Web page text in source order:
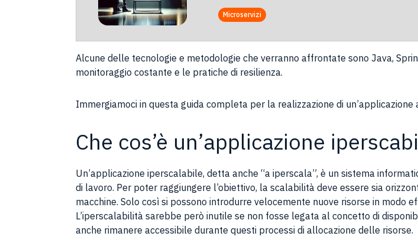
Microservizi
Alcune delle tecnologie e metodologie che verranno affrontate sono Java,
monitoraggio costante e le pratiche di resilienza.
Immergiamoci in questa guida completa per la realizzazione di
Che cos’è un’applicazione
Un’applicazione iperscalabile, detta anche “a iperscala”, è un sistema
di lavoro. Per poter raggiungere l’obiettivo, la scalabilità deve essere sia
macchine. Solo così si possono introdurre velocemente nuove risorse in modo
L’iperscalabilità sarebbe però inutile se non fosse legata al concetto di
anche rimanere accessibile durante questi processi di allocazione delle risorse.